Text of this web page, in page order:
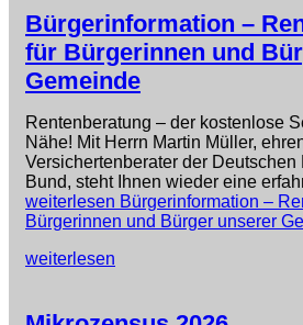
Bürgerinformation –
für Bürgerinnen und
Gemeinde
Rentenberatung – der kostenlose
Nähe! Mit Herrn Martin Müller,
Versichertenberater der
Bund, steht Ihnen wieder eine
weiterlesen Bürgerinformation –
Bürgerinnen und Bürger unserer
weiterlesen